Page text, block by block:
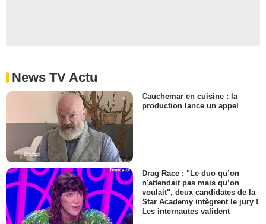
News TV Actu
Cauchemar en cuisine : la
production lance un appel
Drag Race : "Le duo qu’on
n'attendait pas mais qu’on
voulait", deux candidates de la
Star Academy intègrent le jury !
Les internautes valident